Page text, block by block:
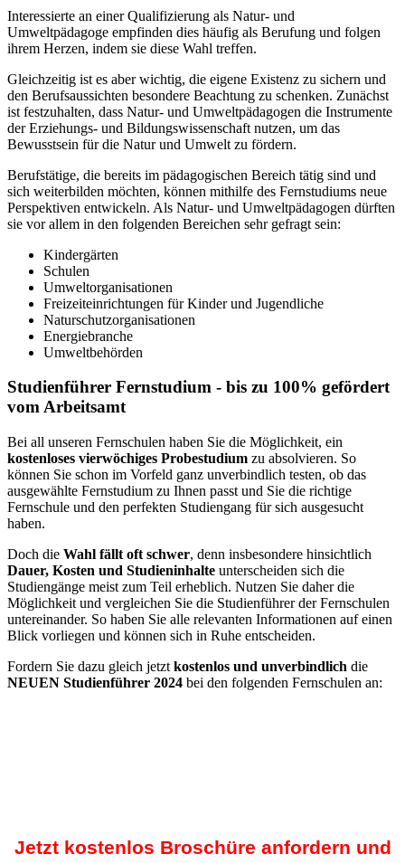
Interessierte an einer Qualifizierung als Natur- und
Umweltpädagoge empfinden dies häufig als Berufung und folgen
ihrem Herzen, indem sie diese Wahl treffen.
Gleichzeitig ist es aber wichtig, die eigene Existenz zu sichern und
den Berufsaussichten besondere Beachtung zu schenken. Zunächst
ist festzuhalten, dass Natur- und Umweltpädagogen die Instrumente
der Erziehungs- und Bildungswissenschaft nutzen, um das
Bewusstsein für die Natur und Umwelt zu fördern.
Berufstätige, die bereits im pädagogischen Bereich tätig sind und
sich weiterbilden möchten, können mithilfe des Fernstudiums neue
Perspektiven entwickeln. Als Natur- und Umweltpädagogen dürften
sie vor allem in den folgenden Bereichen sehr gefragt sein:
Kindergärten
Schulen
Umweltorganisationen
Freizeiteinrichtungen für Kinder und Jugendliche
Naturschutzorganisationen
Energiebranche
Umweltbehörden
Studienführer Fernstudium - bis zu 100% gefördert
vom Arbeitsamt
Bei all unseren Fernschulen haben Sie die Möglichkeit, ein
kostenloses vierwöchiges Probestudium zu absolvieren. So
können Sie schon im Vorfeld ganz unverbindlich testen, ob das
ausgewählte Fernstudium zu Ihnen passt und Sie die richtige
Fernschule und den perfekten Studiengang für sich ausgesucht
haben.
Doch die Wahl fällt oft schwer, denn insbesondere hinsichtlich
Dauer, Kosten und Studieninhalte unterscheiden sich die
Studiengänge meist zum Teil erheblich. Nutzen Sie daher die
Möglichkeit und vergleichen Sie die Studienführer der Fernschulen
untereinander. So haben Sie alle relevanten Informationen auf einen
Blick vorliegen und können sich in Ruhe entscheiden.
Fordern Sie dazu gleich jetzt kostenlos und unverbindlich die
NEUEN Studienführer 2024 bei den folgenden Fernschulen an:
Jetzt kostenlos Broschüre anfordern und